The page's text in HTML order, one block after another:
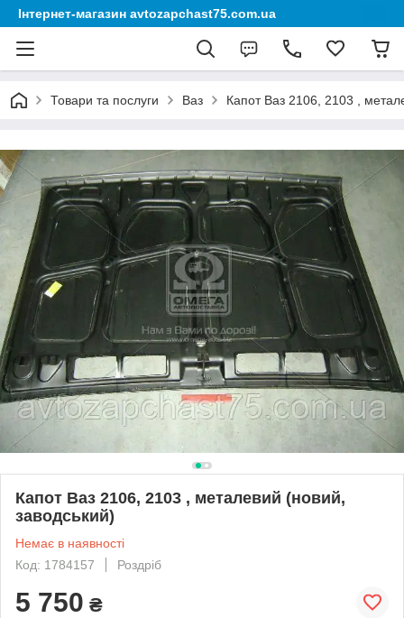
Інтернет-магазин avtozapchast75.com.ua
Товари та послуги Ваз Капот Ваз 2106, 2103 ,
Капот Ваз 2106, 2103 , металевий (новий,
заводський)
Немає в наявності
Код: 1784157
Роздріб
5 750 ₴